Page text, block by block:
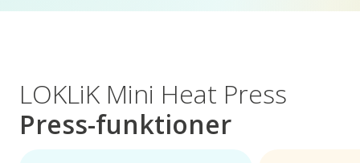
LOKLiK Mini Heat Press
Press-funktioner